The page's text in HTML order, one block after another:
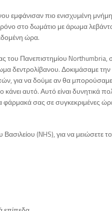
εμφάνισαν πιο ενισχυμένη
στο δωμάτιο με άρωμα
ώρα.
Πανεπιστημίου Northumbria,
δεντρολίβανου. Δοκιμάσαμε
για να δούμε αν θα μπορούσαμε
αυτό. Αυτό είναι δυνητικά
φάρμακά σας σε συγκεκριμένες
(NHS), για να μειώσετε